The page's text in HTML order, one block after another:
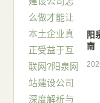
阳
南